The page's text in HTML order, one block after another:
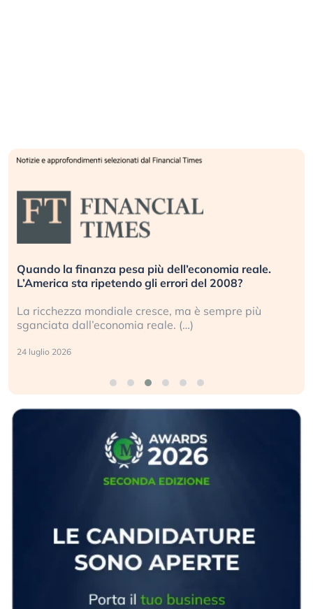
Quando la finanza pesa più dell’economia reale.
L’America sta ripetendo gli errori del 2008?
La ricchezza mondiale cresce, ma è sempre più
sganciata dall’economia reale. (…)
24 luglio 2026